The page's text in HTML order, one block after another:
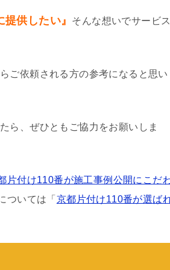
供したい』
そんな想いでサービス
ご依頼される方の参考になると思い
ら、ぜひともご協力をお願いしま
片付け110番が施工事例公開にこだ
ついては「 京都片付け110番が選ば